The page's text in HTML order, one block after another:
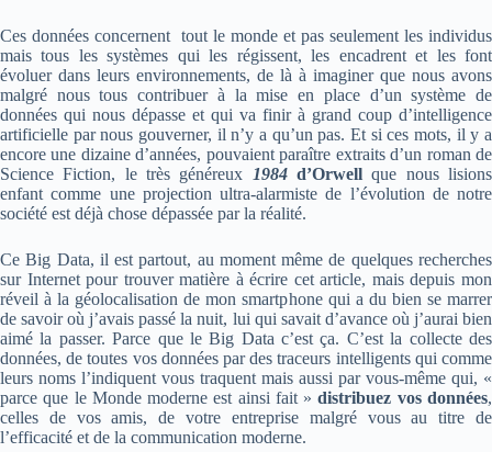
Ces données concernent tout le monde et pas seulement les individus
mais tous les systèmes qui les régissent, les encadrent et les font
évoluer dans leurs environnements, de là à imaginer que nous avons
malgré nous tous contribuer à la mise en place d’un système de
données qui nous dépasse et qui va finir à grand coup d’intelligence
artificielle par nous gouverner, il n’y a qu’un pas. Et si ces mots, il y a
encore une dizaine d’années, pouvaient paraître extraits d’un roman de
Science Fiction, le très généreux
1984d’Orwell que nous lisions
enfant comme une projection ultra-alarmiste de l’évolution de notre
société est déjà chose dépassée par la réalité.
Ce Big Data, il est partout, au moment même de quelques recherches
sur Internet pour trouver matière à écrire cet article, mais depuis mon
réveil à la géolocalisation de mon smartphone qui a du bien se marrer
de savoir où j’avais passé la nuit, lui qui savait d’avance où j’aurai bien
aimé la passer. Parce que le Big Data c’est ça. C’est la collecte des
données, de toutes vos données par des traceurs intelligents qui comme
leurs noms l’indiquent vous traquent mais aussi par vous-même qui, «
parce que le Monde moderne est ainsi fait »distribuez vos données,
celles de vos amis, de votre entreprise malgré vous au titre de
l’efficacité et de la communication moderne.